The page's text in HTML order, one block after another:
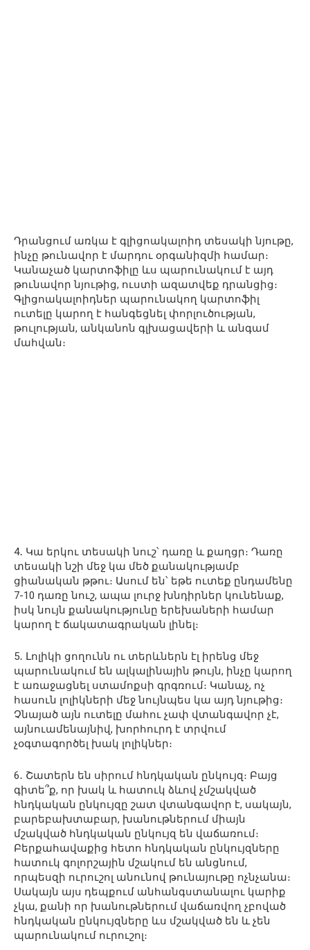
Դրանցում առկա է գլիցոակալոիդ տեսակի նյութը,
ինչը թունավոր է մարդու օրգանիզմի համար։
Կանաչած կարտոֆիլը ևս պարունակում է այդ
թունավոր նյութից, ուստի ազատվեք դրանցից։
Գլիցոակալոիդներ պարունակող կարտոֆիլ
ուտելը կարող է հանգեցնել փորլուծության,
թուլության, անկանոն գլխացավերի և անգամ
մահվան։
4․ Կա երկու տեսակի նուշ՝ դառը և քաղցր։ Դառը
տեսակի նշի մեջ կա մեծ քանակությամբ
ցիանական թթու։ Ասում են՝ եթե ուտեք ընդամենը
7-10 դառը նուշ, ապա լուրջ խնդիրներ կունենաք,
իսկ նույն քանակությունը երեխաների համար
կարող է ճակատագրական լինել։
5․ Լոլիկի ցողունն ու տերևներն էլ իրենց մեջ
պարունակում են ալկալինային թույն, ինչը կարող
է առաջացնել ստամոքսի գրգռում։ Կանաչ, ոչ
հասուն լոլիկների մեջ նույնպես կա այդ նյութից։
Չնայած այն ուտելը մահու չափ վտանգավոր չէ,
այնուամենայնիվ, խորհուրդ է տրվում
չօգտագործել խակ լոլիկներ։
6․ Շատերն են սիրում հնդկական ընկույզ։ Բայց
գիտե՞ք, որ խակ և հատուկ ձևով չմշակված
հնդկական ընկույզը շատ վտանգավոր է, սակայն,
բարեբախտաբար, խանութներում միայն
մշակված հնդկական ընկույզ են վաճառում։
Բերքահավաքից հետո հնդկական ընկույզները
հատուկ գոլորշային մշակում են անցնում,
որպեսզի ուրուշոլ անունով թունայութը ոչնչանա։
Սակայն այս դեպքում անհանգստանալու կարիք
չկա, քանի որ խանութներում վաճառվող չբոված
հնդկական ընկույզները ևս մշակված են և չեն
պարունակում ուրուշոլ։